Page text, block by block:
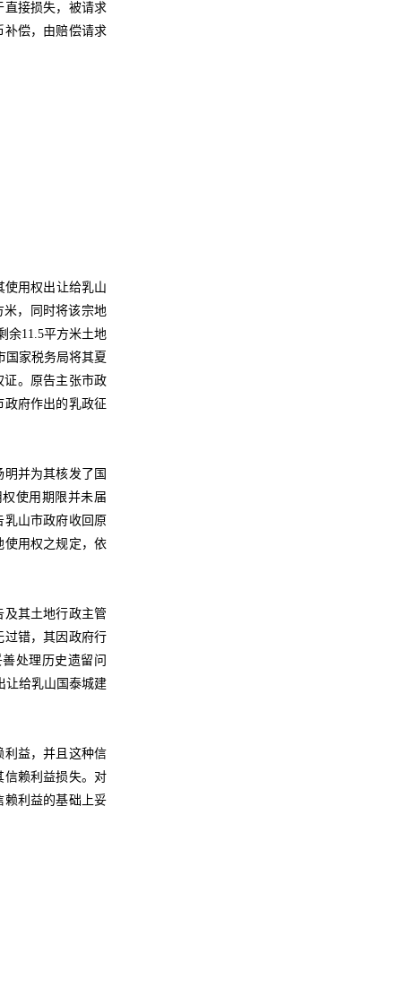
接损失，被请求
补偿，由赔偿请求
用权出让给乳山
米，同时将该宗地
余11.5平方米土地
国家税务局将其夏
证。原告主张市政
府作出的乳政征
并为其核发了国
使用期限并未届
山市政府收回原
使用权之规定，依
其土地行政主管
过错，其因政府行
处理历史遗留问
让给乳山国泰城建
益，并且这种信
信赖利益损失。对
赖利益的基础上妥